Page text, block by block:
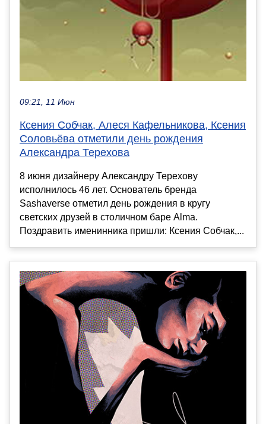
09:21, 11 Июн
Ксения Собчак, Алеся Кафельникова, Ксения
Соловьёва отметили день рождения
Александра Терехова
8 июня дизайнеру Александру Терехову
исполнилось 46 лет. Основатель бренда
Sashaverse отметил день рождения в кругу
светских друзей в столичном баре Alma.
Поздравить именинника пришли: Ксения Собчак,...